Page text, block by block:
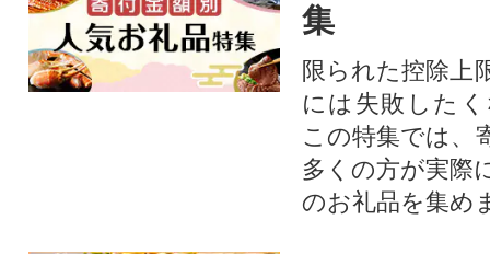
集
限られた控除上
には失敗した
この特集では、
多くの方が実際
のお礼品を集め